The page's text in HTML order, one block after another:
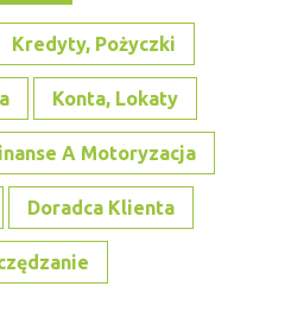
Kredyty, Pożyczki
Konta, Lokaty
A Motoryzacja
Doradca Klienta